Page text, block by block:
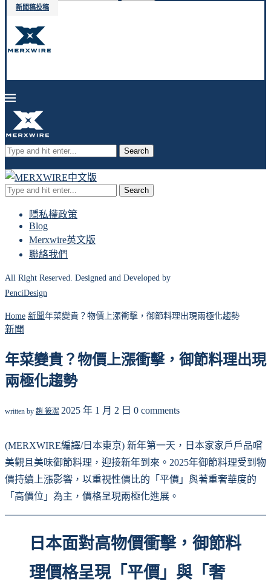
新聞稿投稿
Search
Search
隱私權政策
Blog
Merxwire英文版
聯絡我們
All Right Reserved. Designed and Developed by
PenciDesign
Home 新聞年菜變貴？物價上漲衝擊，御節料理出現兩極化趨勢
新聞
年菜變貴？物價上漲衝擊，御節料理出現
兩極化趨勢
written by 趙 筱潔 2025 年 1 月 2 日 0 comments
(MERXWIRE編譯/日本東京) 新年第一天，日本家家戶戶品嚐
美觀且美味御節料理，迎接新年到來。2025年御節料理受到物
價持續上漲影響，以重視性價比的「平價」與著重奢華度的
「高價位」為主，價格呈現兩極化進展。
日本面對高物價衝擊，御節料
理價格呈現「平價」與「奢